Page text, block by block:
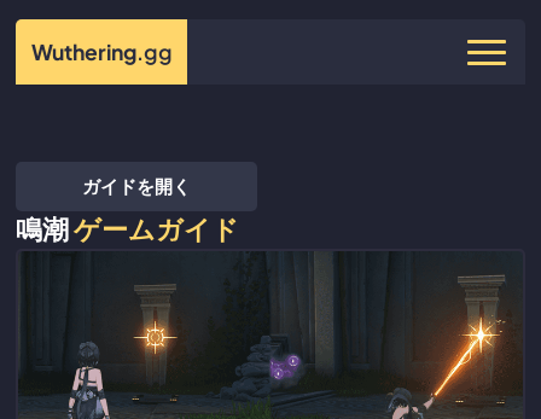
Wuthering.gg
ガイドを開く
鳴潮ゲームガイド